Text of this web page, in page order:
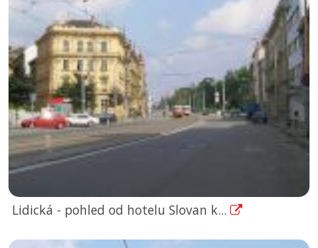
Lidická - pohled od hotelu Slovan k...